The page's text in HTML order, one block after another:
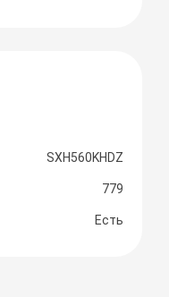
SXH560KHDZ
779
Есть